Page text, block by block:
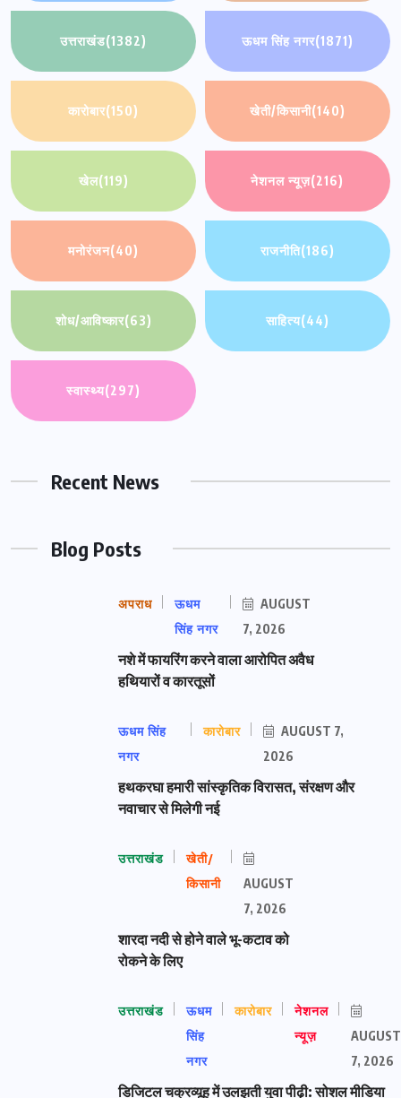
उत्तराखंड(1382) ऊधम सिंह नगर(1871)
कारोबार(150) खेती/किसानी(140)
खेल(119) नेशनल न्यूज़(216)
मनोरंजन(40) राजनीति(186)
शोध/आविष्कार(63) साहित्य(44)
स्वास्थ्य(297)
Recent News
Blog Posts
अपराध
ऊधम
सिंह नगर
AUGUST
7, 2026
नशे में फायरिंग करने वाला आरोपित अवैध
हथियारों व कारतूसों
ऊधम सिंह
नगर
कारोबार
AUGUST 7,
2026
हथकरघा हमारी सांस्कृतिक विरासत, संरक्षण और
नवाचार से मिलेगी नई
उत्तराखंड
खेती/
किसानी
AUGUST
7, 2026
शारदा नदी से होने वाले भू-कटाव को
रोकने के लिए
उत्तराखंड
ऊधम
सिंह
नगर
कारोबार
नेशनल
न्यूज़
AUGUST
7, 2026
डिजिटल चक्रव्यूह में उलझती युवा पीढ़ी: सोशल मीडिया